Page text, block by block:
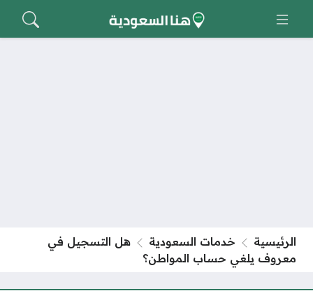
الرئيسية خدمات السعودية
هل التسجيل في
معروف يلغي حساب المواطن؟